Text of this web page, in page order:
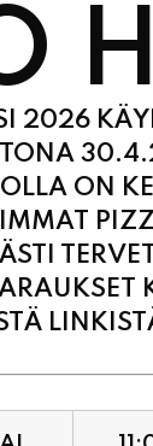
2026
ON